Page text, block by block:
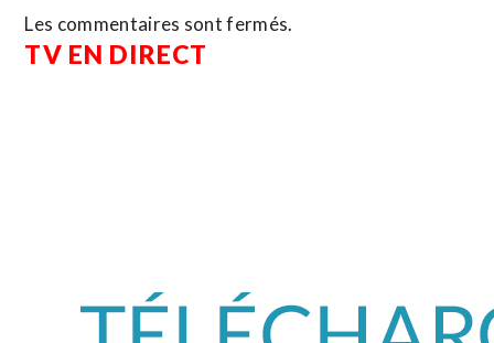
Les commentaires sont fermés.
TV EN DIRECT